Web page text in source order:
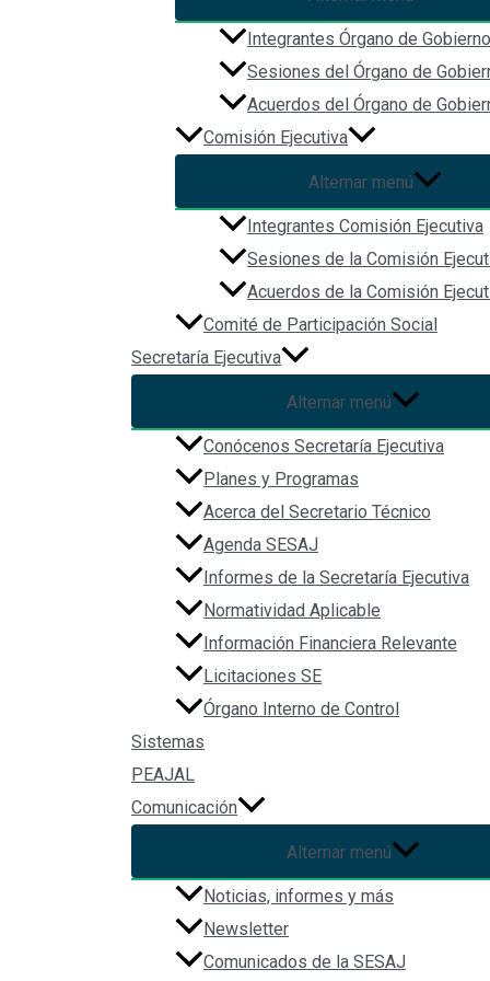
Integrantes Órgano de Gobierno
Sesiones del Órgano de
Acuerdos del Órgano de
Comisión Ejecutiva
Alternar menú
Integrantes Comisión Ejecutiva
Sesiones de la Comisión
Acuerdos de la Comisión
Comité de Participación Social
Secretaría Ejecutiva
Alternar menú
Conócenos Secretaría Ejecutiva
Planes y Programas
Acerca del Secretario Técnico
Agenda SESAJ
Informes de la Secretaría Ejecutiva
Normatividad Aplicable
Información Financiera Relevante
Licitaciones SE
Órgano Interno de Control
Sistemas
PEAJAL
Comunicación
Alternar menú
Noticias, informes y más
Newsletter
Comunicados de la SESAJ
Av. de los Arcos 767. Colonia Jardines del
contacto@sesaj.org
33 2472 6011 y 33 2472 6012